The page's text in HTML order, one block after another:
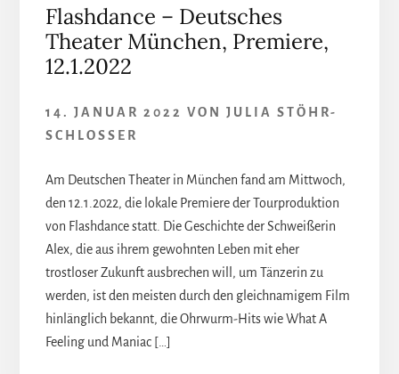
Flashdance – Deutsches
Theater München, Premiere,
12.1.2022
14. JANUAR 2022 VON JULIA STÖHR-
SCHLOSSER
Am Deutschen Theater in München fand am Mittwoch,
den 12.1.2022, die lokale Premiere der Tourproduktion
von Flashdance statt. Die Geschichte der Schweißerin
Alex, die aus ihrem gewohnten Leben mit eher
trostloser Zukunft ausbrechen will, um Tänzerin zu
werden, ist den meisten durch den gleichnamigem Film
hinlänglich bekannt, die Ohrwurm-Hits wie What A
Feeling und Maniac […]